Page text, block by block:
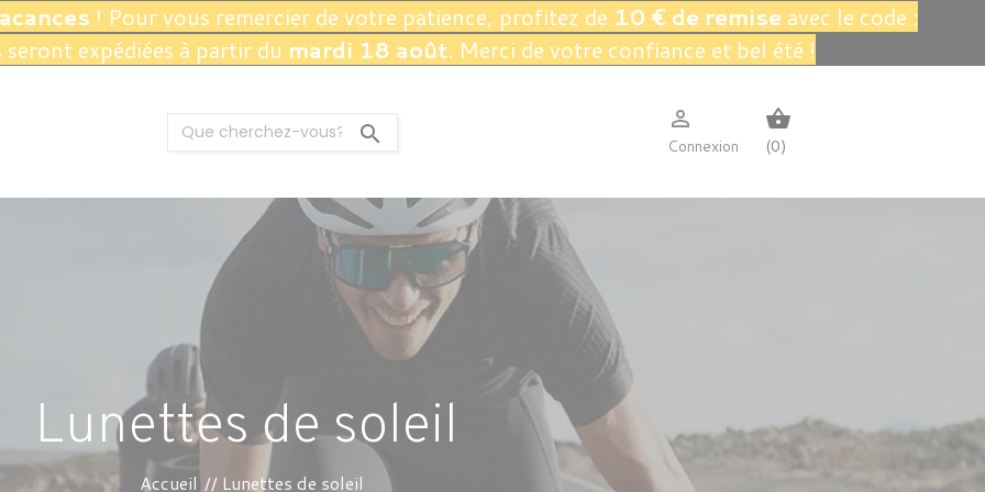
! Pour vous remercier de votre patience, profitez de 10 € de remise avec le code :
expédiées à partir du mardi 18 août. Merci de votre confiance et bel été !


Connexion
shopping_basket
(0)
Lunettes de soleil
Accueil Lunettes de soleil